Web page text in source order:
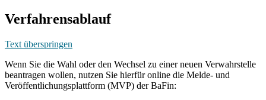
Verfahrensablauf
Text überspringen
Wenn Sie die Wahl oder den Wechsel zu einer neuen Verwahrstelle
beantragen wollen, nutzen Sie hierfür online die Melde- und
Veröffentlichungsplattform (MVP) der BaFin: